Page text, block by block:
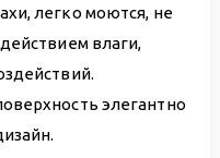
легко моются, не
влаги,
элегантно